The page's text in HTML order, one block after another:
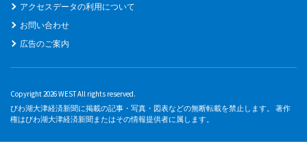
アクセスデータの利用について
お問い合わせ
広告のご案内
Copyright 2026 WEST All rights reserved.
びわ湖大津経済新聞に掲載の記事・写真・図表などの無断転載を禁止します。 著作
権はびわ湖大津経済新聞またはその情報提供者に属します。